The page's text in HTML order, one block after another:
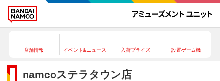
店舗情報 イベント&ニュース 入荷プライズ 設置ゲーム機
namcoステラタウン店